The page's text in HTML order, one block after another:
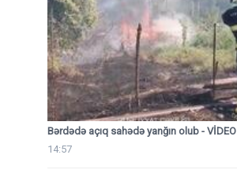
Bərdədə açıq sahədə yanğın olub - VİDEO
14:57